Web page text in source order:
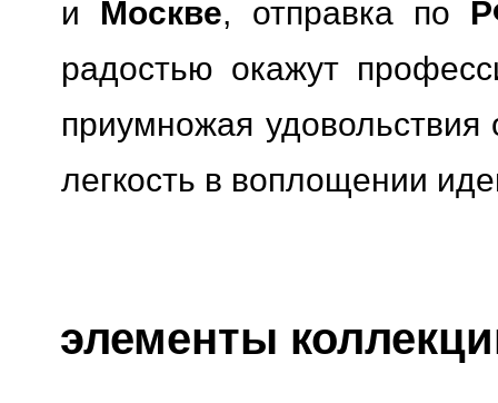
и Москве, отправка по
радостью окажут
приумножая
легкость в воплощении
элементы